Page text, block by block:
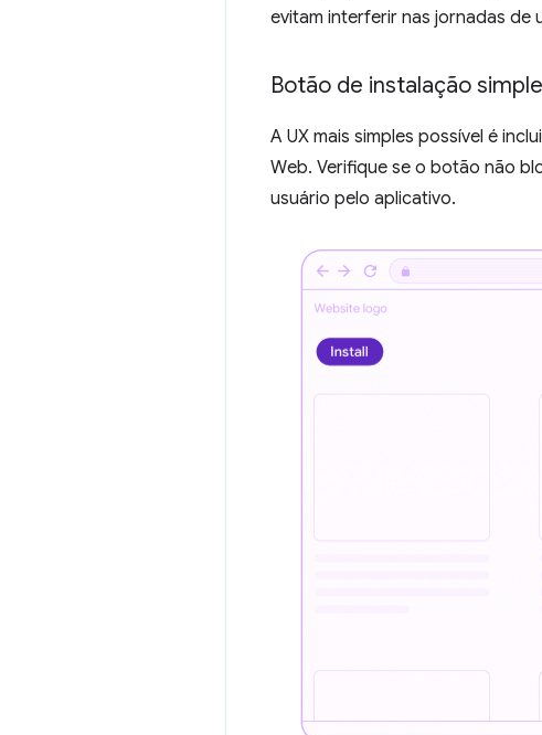
evitam interferir nas jornadas de
Botão de instalação
A UX mais simples possível é
Web. Verifique se o botão não
usuário pelo aplicativo.